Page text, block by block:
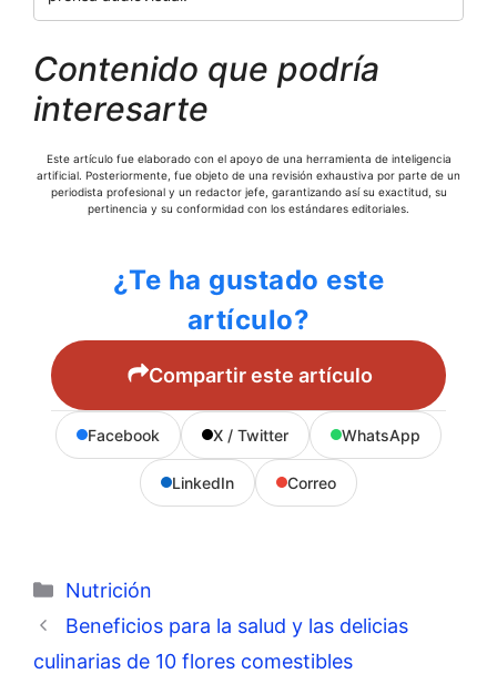
Contenido que podría
interesarte
Este artículo fue elaborado con el apoyo de una herramienta de inteligencia
artificial. Posteriormente, fue objeto de una revisión exhaustiva por parte de un
periodista profesional y un redactor jefe, garantizando así su exactitud, su
pertinencia y su conformidad con los estándares editoriales.
¿Te ha gustado este
artículo?
Compartir este artículo
Facebook X / Twitter WhatsApp
LinkedIn Correo
Categorías
Nutrición
Beneficios para la salud y las delicias
culinarias de 10 flores comestibles